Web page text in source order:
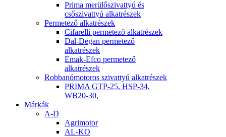
Prima merülőszivattyú és
csőszivattyú alkatrészek
Permetező alkatrészek
Cifarelli permetező alkatrészek
Dal-Degan permetező
alkatrészek
Emak-Efco permetező
alkatrészek
Robbanómotoros szivattyú alkatrészek
PRIMA GTP-25, HSP-34,
WB20-30,
Márkák
A-D
Agrimotor
AL-KO